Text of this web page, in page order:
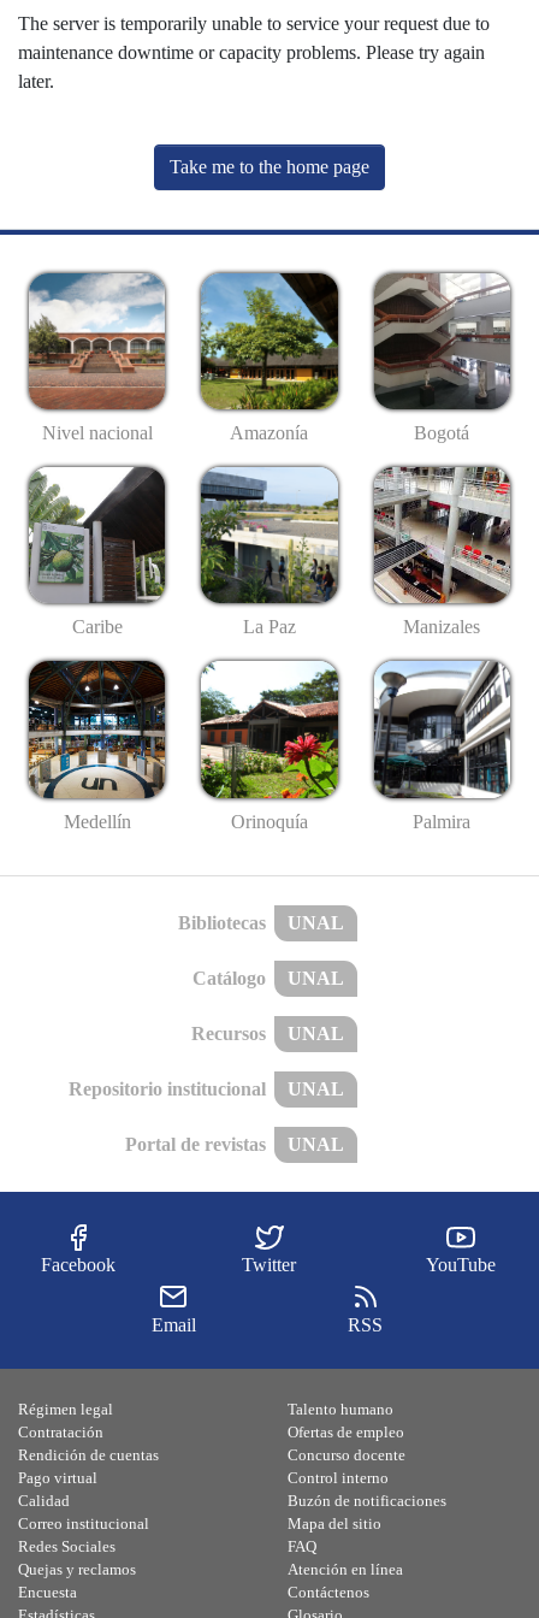
The server is temporarily unable to service your request due to
maintenance downtime or capacity problems. Please try again
later.
Take me to the home page
Nivel nacional Amazonía Bogotá
Caribe La Paz Manizales
Medellín Orinoquía Palmira
Bibliotecas UNAL
Catálogo UNAL
Recursos UNAL
Repositorio institucional UNAL
Portal de revistas UNAL
Facebook Twitter YouTube
Email RSS
Régimen legal
Contratación
Rendición de cuentas
Pago virtual
Calidad
Talento humano
Ofertas de empleo
Concurso docente
Control interno
Buzón de notificaciones
Correo institucional
Redes Sociales
Quejas y reclamos
Encuesta
Mapa del sitio
FAQ
Atención en línea
Contáctenos